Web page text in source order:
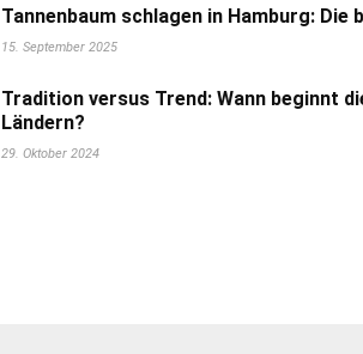
Tannenbaum schlagen in Hamburg: Die
15. September 2025
Tradition versus Trend: Wann beginnt
Ländern?
29. Oktober 2024